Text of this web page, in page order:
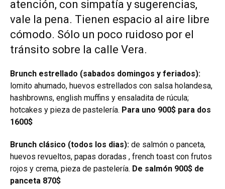
atención, con simpatía y sugerencias,
vale la pena. Tienen espacio al aire libre
cómodo. Sólo un poco ruidoso por el
tránsito sobre la calle Vera.
Brunch estrellado (sabados domingos y feriados):
lomito ahumado, huevos estrellados con salsa holandesa,
hashbrowns, english muffins y ensaladita de rúcula;
hotcakes y pieza de pastelería. Para uno 900$ para dos
1600$
Brunch clásico (todos los dias): de salmón o panceta,
huevos revueltos, papas doradas , french toast con frutos
rojos y crema, pieza de pastelería. De salmón 900$ de
panceta 870$